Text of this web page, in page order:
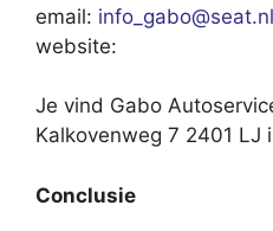
email: info_gabo@seat.nl
website:
Je vind Gabo
Kalkovenweg 7 2401 LJ
Conclusie